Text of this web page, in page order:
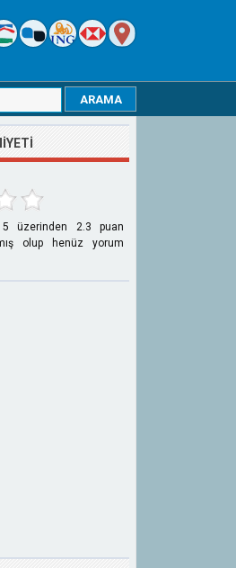
5 üzerinden 2.3 puan
olup henüz yorum